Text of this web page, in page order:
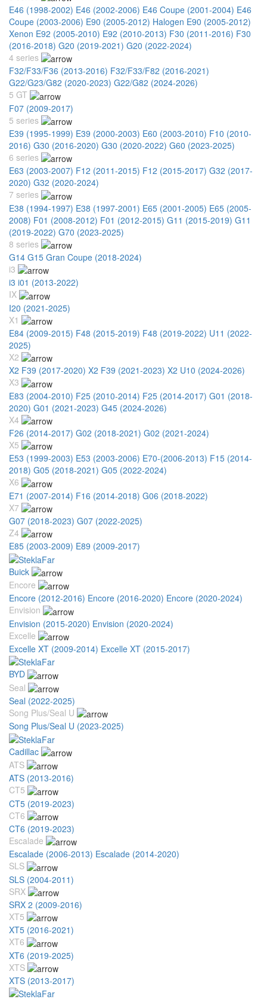
E46 (1998-2002) E46 (2002-2006) E46 Coupe (2001-2004) E46
Coupe (2003-2006) E90 (2005-2012) Halogen E90 (2005-2012)
Xenon E92 (2005-2010) E92 (2010-2013) F30 (2011-2016) F30
(2016-2018) G20 (2019-2021) G20 (2022-2024)
4 series
F32/F33/F36 (2013-2016) F32/F33/F82 (2016-2021)
G22/G23/G82 (2020-2023) G22/G82 (2024-2026)
5 GT
F07 (2009-2017)
5 series
E39 (1995-1999) E39 (2000-2003) E60 (2003-2010) F10 (2010-
2016) G30 (2016-2020) G30 (2020-2022) G60 (2023-2025)
6 series
E63 (2003-2007) F12 (2011-2015) F12 (2015-2017) G32 (2017-
2020) G32 (2020-2024)
7 series
E38 (1994-1997) E38 (1997-2001) E65 (2001-2005) E65 (2005-
2008) F01 (2008-2012) F01 (2012-2015) G11 (2015-2019) G11
(2019-2022) G70 (2023-2025)
8 series
G14 G15 Gran Coupe (2018-2024)
i3
i3 i01 (2013-2022)
IX
I20 (2021-2025)
X1
E84 (2009-2015) F48 (2015-2019) F48 (2019-2022) U11 (2022-
2025)
X2
X2 F39 (2017-2020) X2 F39 (2021-2023) X2 U10 (2024-2026)
X3
E83 (2004-2010) F25 (2010-2014) F25 (2014-2017) G01 (2018-
2020) G01 (2021-2023) G45 (2024-2026)
X4
F26 (2014-2017) G02 (2018-2021) G02 (2021-2024)
X5
E53 (1999-2003) E53 (2003-2006) E70-(2006-2013) F15 (2014-
2018) G05 (2018-2021) G05 (2022-2024)
X6
E71 (2007-2014) F16 (2014-2018) G06 (2018-2022)
X7
G07 (2018-2023) G07 (2022-2025)
Z4
E85 (2003-2009) E89 (2009-2017)
Buick
Encore
Encore (2012-2016) Encore (2016-2020) Encore (2020-2024)
Envision
Envision (2015-2020) Envision (2020-2024)
Excelle
Excelle XT (2009-2014) Excelle XT (2015-2017)
BYD
Seal
Seal (2022-2025)
Song Plus/Seal U
Song Plus/Seal U (2023-2025)
Cadillac
ATS
ATS (2013-2016)
CT5
CT5 (2019-2023)
CT6
CT6 (2019-2023)
Escalade
Escalade (2006-2013) Escalade (2014-2020)
SLS
SLS (2004-2011)
SRX
SRX 2 (2009-2016)
XT5
XT5 (2016-2021)
XT6
XT6 (2019-2025)
XTS
XTS (2013-2017)